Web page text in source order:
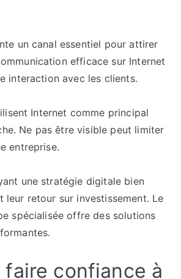
un canal essentiel pour attirer
efficace sur Internet
interaction avec les clients.
Internet comme principal
Ne pas être visible peut limiter
entreprise.
une stratégie digitale bien
leur retour sur investissement. Le
spécialisée offre des solutions
faire confiance à